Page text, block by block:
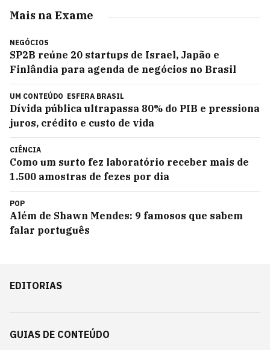
Mais na Exame
NEGÓCIOS
SP2B reúne 20 startups de Israel, Japão e
Finlândia para agenda de negócios no Brasil
UM CONTEÚDO ESFERA BRASIL
Dívida pública ultrapassa 80% do PIB e pressiona
juros, crédito e custo de vida
CIÊNCIA
Como um surto fez laboratório receber mais de
1.500 amostras de fezes por dia
POP
Além de Shawn Mendes: 9 famosos que sabem
falar português
EDITORIAS
GUIAS DE CONTEÚDO